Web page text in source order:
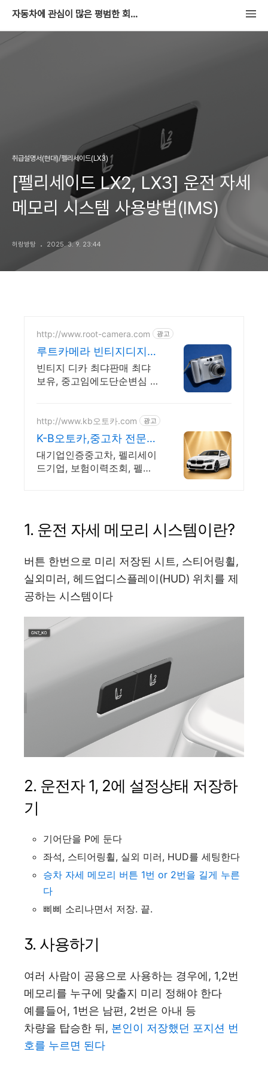
자동차에 관심이 많은 평범한 회사원
취급설명서(현대)/펠리세이드(LX3)
[펠리세이드 LX2, LX3] 운전 자세
메모리 시스템 사용방법(IMS)
허랑방탕 2025. 3. 9. 23:44
http://www.root-camera.com 광고
루트카메라 빈티지디지털
카메라 빈티지 디카 디지
털카메라
빈티지 디카 최댜판매 최댜
보유, 중고임에도단순변심 환
입 시 적립금 5,000원
http://www.kb오토카.com 광고
K-B오토카,중고차 전문기
업
대기업인증중고차, 펠리세이
드기업, 보험이력조회, 펠리
자율, 24시간실매물전산연동
1. 운전 자세 메모리 시스템이란?
버튼 한번으로 미리 저장된 시트, 스티어링휠,
실외미러, 헤드업디스플레이(HUD) 위치를 제
공하는 시스템이다
2. 운전자 1, 2에 설정상태 저장하
기
기어단을 P에 둔다
좌석, 스티어링휠, 실외 미러, HUD를 세팅한다
승차 자세 메모리 버튼 1번 or 2번을 길게 누른
다
삐삐 소리나면서 저장. 끝.
3. 사용하기
여러 사람이 공용으로 사용하는 경우에, 1,2번
메모리를 누구에 맞출지 미리 정해야 한다
예를들어, 1번은 남편, 2번은 아내 등
차량을 탑승한 뒤, 본인이 저장했던 포지션 번
호를 누르면 된다